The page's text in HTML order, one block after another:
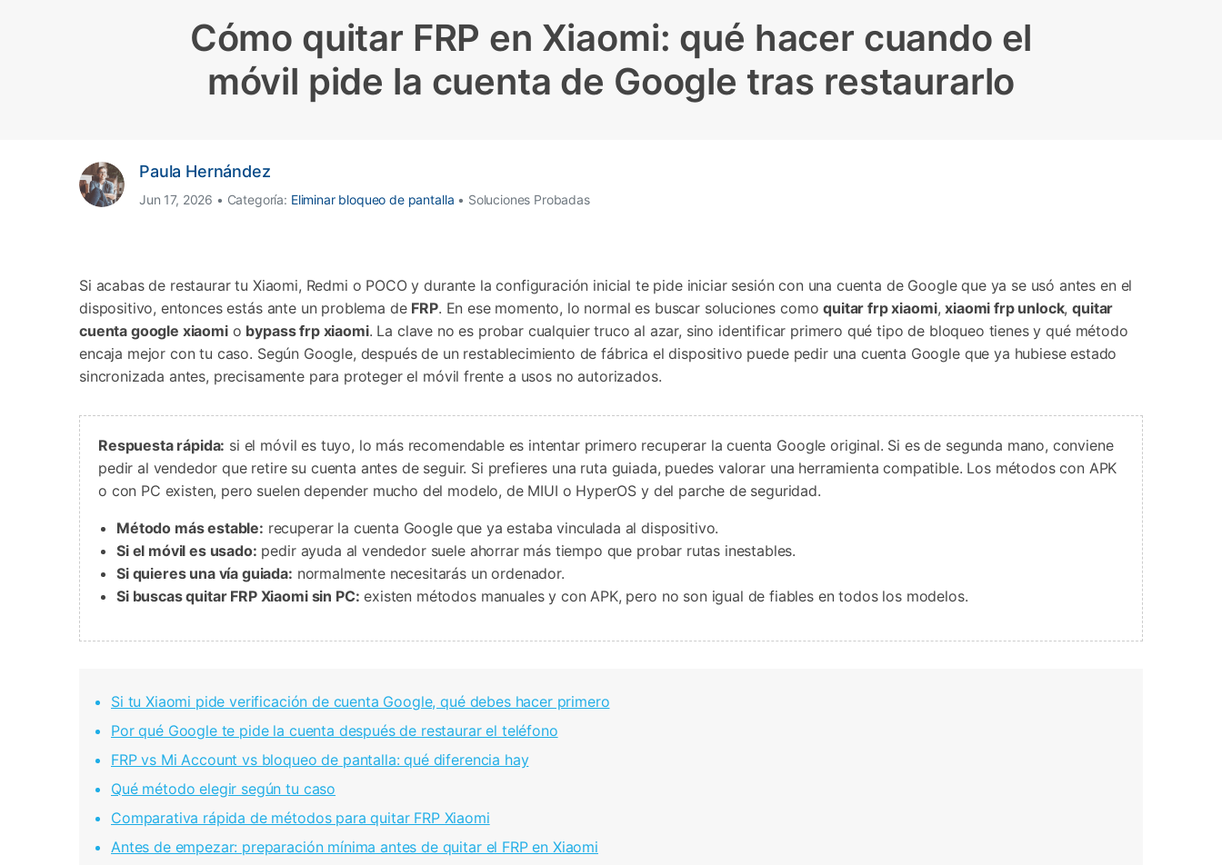
Reparación de iTunes
Solucionar errores de iTunes
Borrador de
iPhone
Borrador de
Android
Ubicación Virtual
Cambio de ubicación iOS y
Comienza online ahora
Pruébalo Gratis Pruébalo Gratis
Convierte varias fotos HEIC a JPG
gratis
Comienza online ahora
Transferir datos Samsung
Transferir datos Huawei
Transferir WhatsApp Business
Respaldar y restaurar WhatsApp
Restaurar WhatsApp Google Drive
Guía para vender móvil usado
Día Nacional de Pokémon
Comienza online ahora
Comienza online ahoraCómo quitar FRP en Xiaomi: qué hacer cuando el
móvil pide la cuenta de Google tras restaurarlo
Paula Hernández
Jun 17, 2026 • Categoría: Eliminar bloqueo de pantalla • Soluciones Probadas
Si acabas de restaurar tu Xiaomi, Redmi o POCO y durante la configuración inicial te pide iniciar sesión con una cuenta de Google que ya se usó antes en el
dispositivo, entonces estás ante un problema de FRP. En ese momento, lo normal es buscar soluciones comoquitar frp xiaomi,xiaomi frp unlock,quitar
cuenta google xiaomio bypass frp xiaomi. La clave no es probar cualquier truco al azar, sino identificar primero qué tipo de bloqueo tienes y qué método
encaja mejor con tu caso. Según Google, después de un restablecimiento de fábrica el dispositivo puede pedir una cuenta Google que ya hubiese estado
sincronizada antes, precisamente para proteger el móvil frente a usos no autorizados.
Respuesta rápida: si el móvil es tuyo, lo más recomendable es intentar primero recuperar la cuenta Google original. Si es de segunda mano, conviene
pedir al vendedor que retire su cuenta antes de seguir. Si prefieres una ruta guiada, puedes valorar una herramienta compatible. Los métodos con APK
o con PC existen, pero suelen depender mucho del modelo, de MIUI o HyperOS y del parche de seguridad.
Método más estable: recuperar la cuenta Google que ya estaba vinculada al dispositivo.
Si el móvil es usado: pedir ayuda al vendedor suele ahorrar más tiempo que probar rutas inestables.
Si quieres una vía guiada: normalmente necesitarás un ordenador.
Si buscas quitar FRP Xiaomi sin PC: existen métodos manuales y con APK, pero no son igual de fiables en todos los modelos.
Si tu Xiaomi pide verificación de cuenta Google, qué debes hacer primero
Por qué Google te pide la cuenta después de restaurar el teléfono
FRP vs Mi Account vs bloqueo de pantalla: qué diferencia hay
Qué método elegir según tu caso
Comparativa rápida de métodos para quitar FRP Xiaomi
Antes de empezar: preparación mínima antes de quitar el FRP en Xiaomi